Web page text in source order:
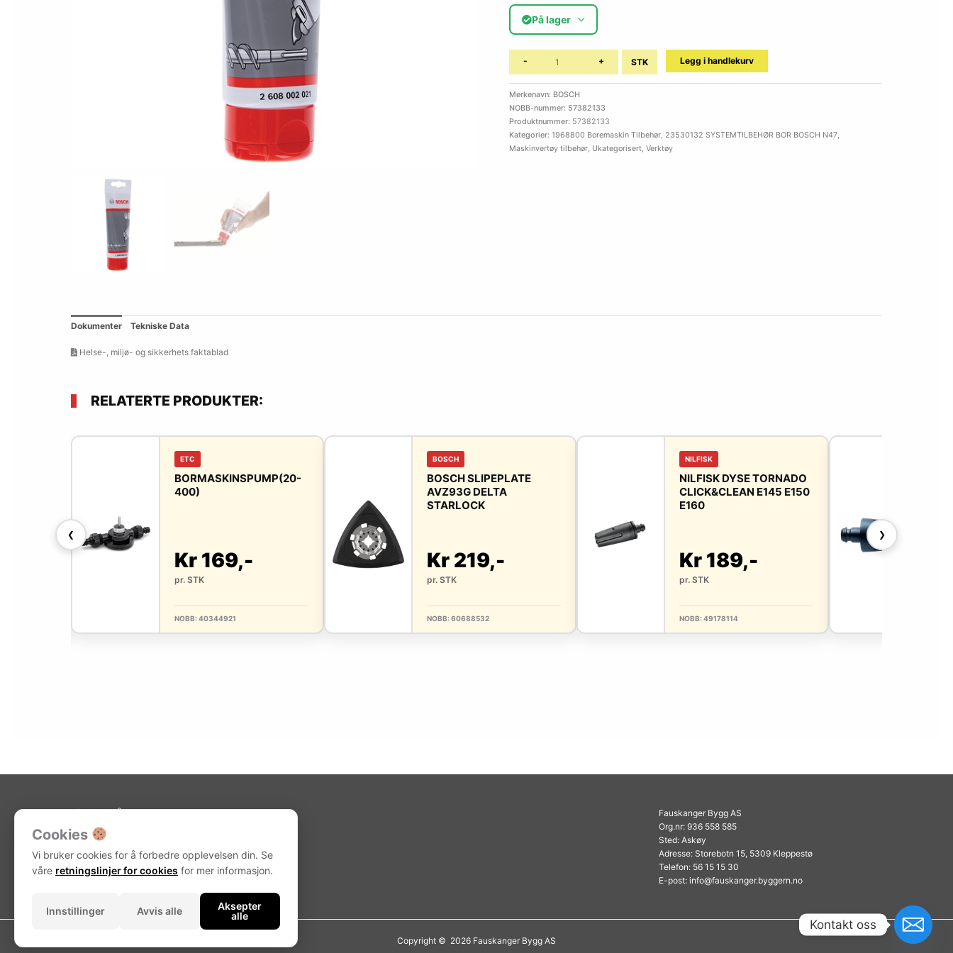
På lager
- + STK Legg i handlekurv
Merkenavn: BOSCH
NOBB-nummer: 57382133
Produktnummer: 57382133
Kategorier: 1968800 Boremaskin Tilbehør, 23530132 SYSTEMTILBEHØR BOR BOSCH N47,
Maskinvertøy tilbehør, Ukategorisert, Verktøy
Dokumenter Tekniske Data
Helse-, miljø- og sikkerhets faktablad
RELATERTE PRODUKTER:
❮
ETC
BORMASKINSPUMP(20-
400)
Kr 169,-
pr. STK
NOBB: 40344921
BOSCH
BOSCH SLIPEPLATE
AVZ93G DELTA
STARLOCK
Kr 219,-
pr. STK
NOBB: 60688532
NILFISK
NILFISK DYSE TORNADO
CLICK&CLEAN E145 E150
E160
Kr 189,-
pr. STK
NOBB: 49178114
❯
Kjøpsvilkår-netthandel
Retningslinjer for cookie
Personvernerklæring
H-panne
Fauskanger Bygg AS
Org.nr: 936 558 585
Sted: Askøy
Adresse: Storebotn 15, 5309 Kleppestø
Telefon: 56 15 15 30
E-post: info@fauskanger.byggern.no
Copyright © 2026 Fauskanger Bygg AS
Cookies
Vi bruker cookies for å forbedre opplevelsen din. Se
våre retningslinjer for cookies for mer informasjon.
Innstillinger Avvis alle
Aksepter
alle
Kontakt oss